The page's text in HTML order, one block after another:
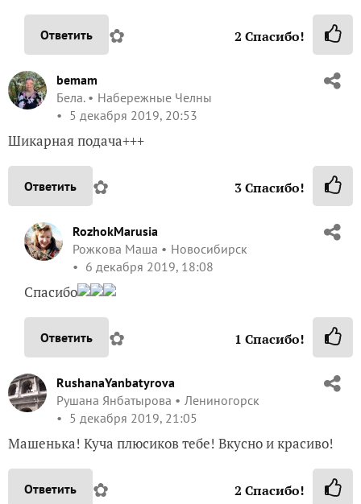
Ответить ✿ 2 Спасибо!
bemam
Бела.
Набережные Челны
5 декабря 2019, 20:53
Шикарная подача+++
Ответить ✿ 3Спасибо!
RozhokMarusia
Рожкова Маша
Новосибирск
6 декабря 2019, 18:08
Спасибо
Ответить ✿ 1 Спасибо!
RushanaYanbatyrova
Рушана Янбатырова
Лениногорск
5 декабря 2019, 21:05
Машенька! Куча плюсиков тебе! Вкусно и красиво!
Ответить ✿ 2 Спасибо!